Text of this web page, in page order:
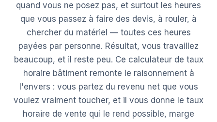
quand vous ne posez pas, et surtout les heures
que vous passez à faire des devis, à rouler, à
chercher du matériel — toutes ces heures
payées par personne. Résultat, vous travaillez
beaucoup, et il reste peu. Ce calculateur de taux
horaire bâtiment remonte le raisonnement à
l'envers : vous partez du revenu net que vous
voulez vraiment toucher, et il vous donne le taux
horaire de vente qui le rend possible, marge